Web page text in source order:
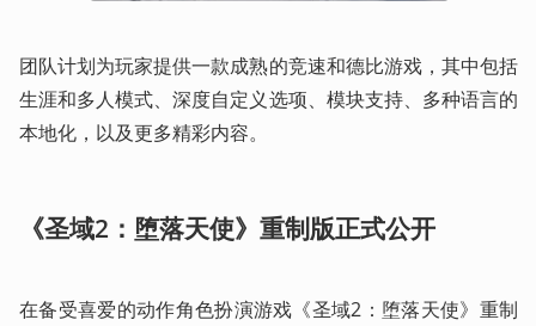
团队计划为玩家提供一款成熟的竞速和德比游戏，其中包括
生涯和多人模式、深度自定义选项、模块支持、多种语言的
本地化，以及更多精彩内容。
《圣域2：堕落天使》重制版正式公开
在备受喜爱的动作角色扮演游戏《圣域2：堕落天使》重制